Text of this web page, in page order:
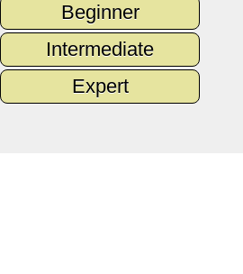
Beginner
Intermediate
Expert